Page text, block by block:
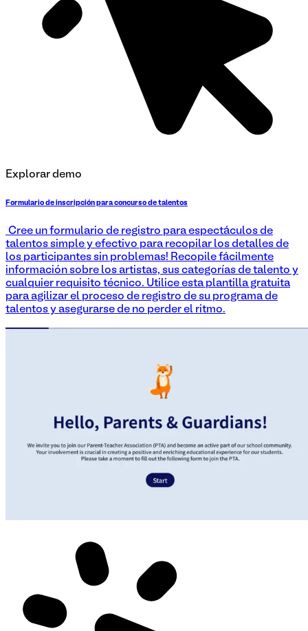
Explorar demo
Formulario de inscripción para concurso de talentos
¡Cree un formulario de registro para espectáculos de
talentos simple y efectivo para recopilar los detalles de
los participantes sin problemas! Recopile fácilmente
información sobre los artistas, sus categorías de talento y
cualquier requisito técnico. Utilice esta plantilla gratuita
para agilizar el proceso de registro de su programa de
talentos y asegurarse de no perder el ritmo.